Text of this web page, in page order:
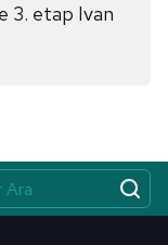
3. etap Ivan